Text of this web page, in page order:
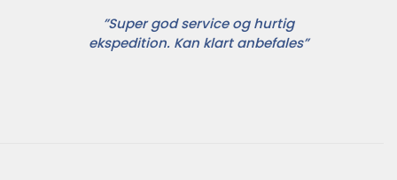
”Super god service og hurtig
ekspedition. Kan klart anbefales”